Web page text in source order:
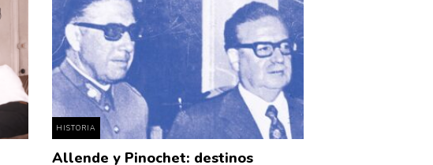
HISTORIA
Allende y Pinochet: destinos